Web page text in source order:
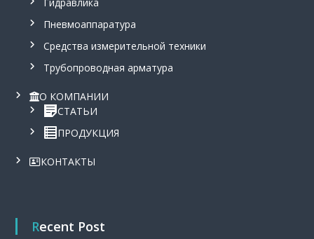
Пневмоаппаратура
Средства измерительной техники
Трубопроводная арматура
О КОМПАНИИ
СТАТЬИ
ПРОДУКЦИЯ
КОНТАКТЫ
Recent Post